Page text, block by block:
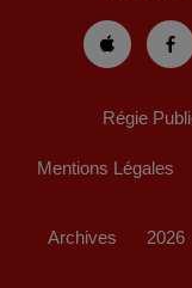
Régie
Mentions Légales
Archives 2026